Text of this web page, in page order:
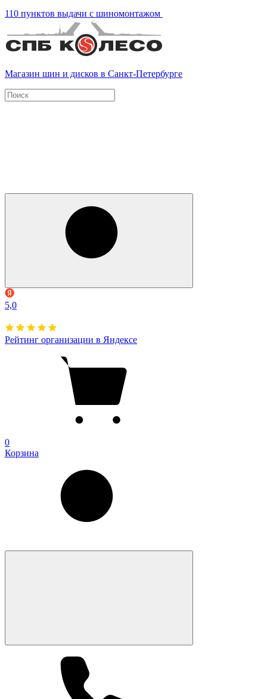
110 пунктов выдачи с шиномонтажом
Магазин шин и дисков в Санкт-Петербурге
5,0
Рейтинг организации в Яндексе
0
Корзина